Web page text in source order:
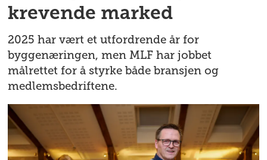
krevende marked
2025 har vært et utfordrende år for
byggenæringen, men MLF har jobbet
målrettet for å styrke både bransjen og
medlemsbedriftene.